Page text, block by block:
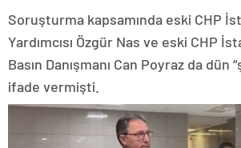
Soruşturma kapsamında eski CHP
Yardımcısı Özgür Nas ve eski CHP
Basın Danışmanı Can Poyraz da dün
ifade vermişti.